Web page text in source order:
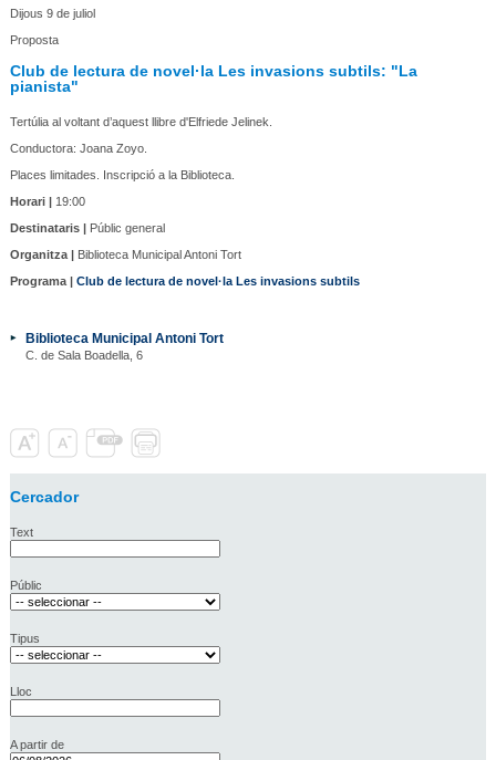
Dijous 9 de juliol
Proposta
Club de lectura de novel·la Les invasions subtils: "La
pianista"
Tertúlia al voltant d’aquest llibre d'Elfriede Jelinek.
Conductora: Joana Zoyo.
Places limitades. Inscripció a la Biblioteca.
Horari |19:00
Destinataris |Públic general
Organitza |Biblioteca Municipal Antoni Tort
Programa | Club de lectura de novel·la Les invasions subtils
Biblioteca Municipal Antoni Tort
C. de Sala Boadella, 6
Cercador
Text
Públic
Tipus
Lloc
A partir de